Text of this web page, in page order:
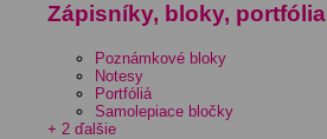
Zápisníky, bloky, portfólia
Poznámkové bloky
Notesy
Portfóliá
Samolepiace bločky
+ 2 ďalšie